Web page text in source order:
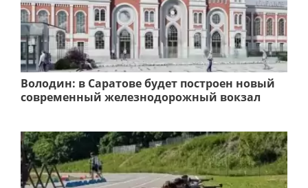
Володин: в Саратове будет построен новый
современный железнодорожный вокзал